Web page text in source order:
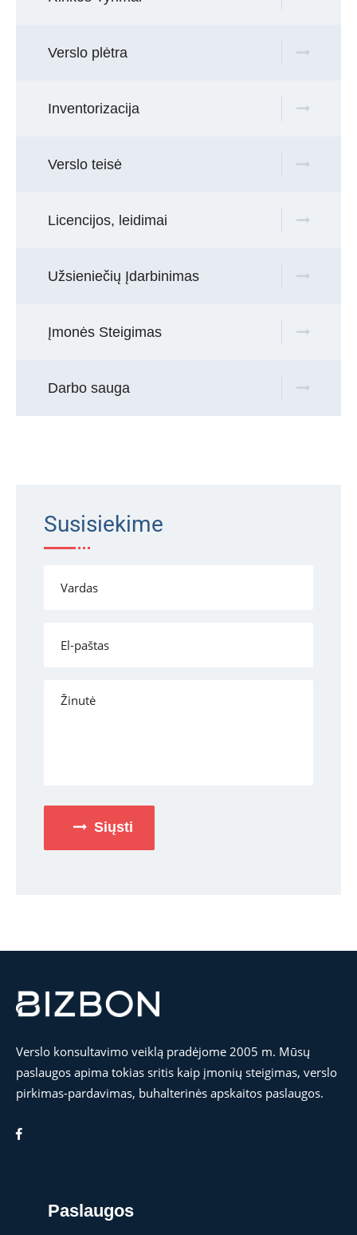
Verslo plėtra
Inventorizacija
Verslo teisė
Licencijos, leidimai
Užsieniečių Įdarbinimas
Įmonės Steigimas
Darbo sauga
Susisiekime
Siųsti
Verslo konsultavimo veiklą pradėjome 2005 m. Mūsų
paslaugos apima tokias sritis kaip įmonių steigimas, verslo
pirkimas-pardavimas, buhalterinės apskaitos paslaugos.
Paslaugos